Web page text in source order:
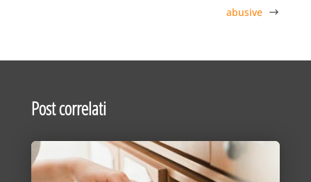
abusive
Post correlati